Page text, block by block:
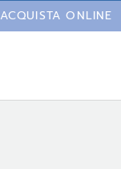
ACQUISTA ONLINE